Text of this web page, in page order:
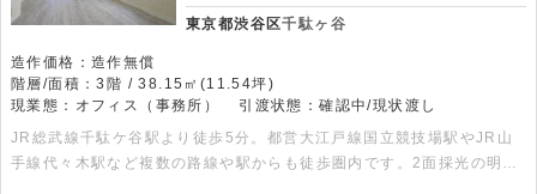
東京都渋谷区千駄ヶ谷
造作価格：造作無償
階層/面積：3階 / 38.15㎡(11.54坪)
現業態：オフィス（事務所）
引渡状態：確認中/現状渡し
JR総武線千駄ケ谷駅より徒歩5分。都営大江戸線国立競技場駅やJR山
手線代々木駅など複数の路線や駅からも徒歩圏内です。2面採光の明る